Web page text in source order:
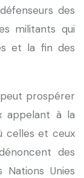
des
militants qui
et la fin des
prospérer
appelant à la
celles et ceux
des
Unies